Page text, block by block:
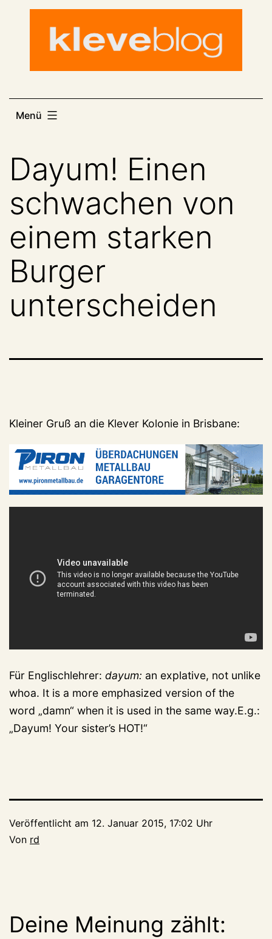
Menü
Dayum! Einen
schwachen von
einem starken
Burger
unterscheiden
Kleiner Gruß an die Klever Kolonie in Brisbane:
Für Englischlehrer: dayum: an explative, not unlike
whoa. It is a more emphasized version of the
word „damn“ when it is used in the same way.E.g.:
„Dayum! Your sister’s HOT!“
Veröffentlicht am 12. Januar 2015, 17:02 Uhr
Von rd
Deine Meinung zählt: